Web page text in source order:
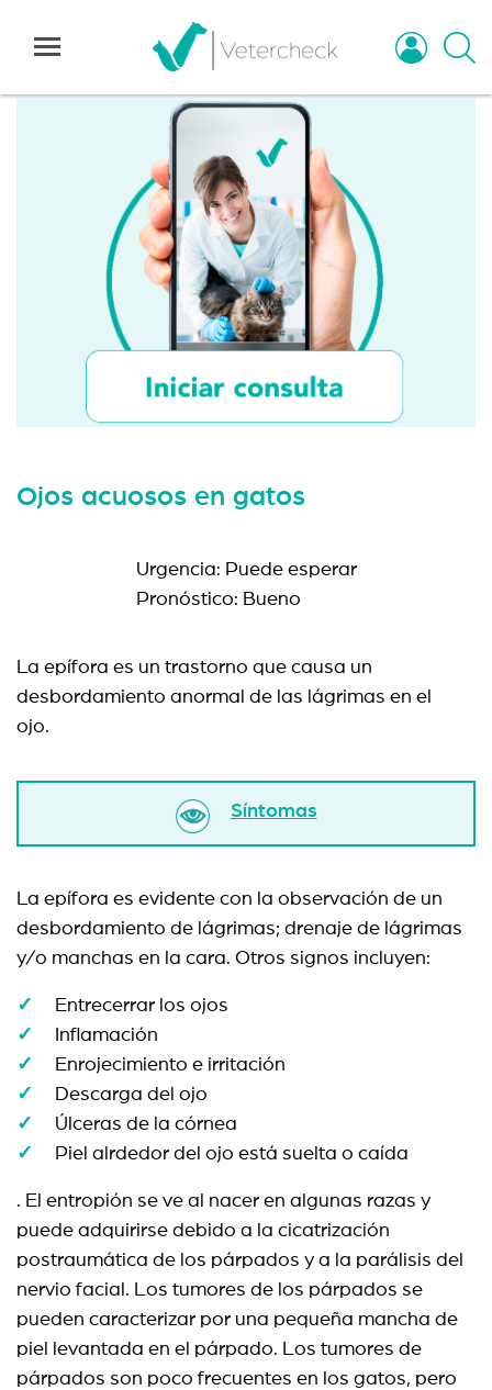
Ojos acuosos en gatos
Urgencia: Puede esperar
Pronóstico: Bueno
La epífora es un trastorno que causa un
desbordamiento anormal de las lágrimas en el
ojo.
Síntomas
La epífora es evidente con la observación de un
desbordamiento de lágrimas; drenaje de lágrimas
y/o manchas en la cara. Otros signos incluyen:
Entrecerrar los ojos
Inflamación
Enrojecimiento e irritación
Descarga del ojo
Úlceras de la córnea
Piel alrdedor del ojo está suelta o caída
. El entropión se ve al nacer en algunas razas y
puede adquirirse debido a la cicatrización
postraumática de los párpados y a la parálisis del
nervio facial. Los tumores de los párpados se
pueden caracterizar por una pequeña mancha de
piel levantada en el párpado. Los tumores de
párpados son poco frecuentes en los gatos, pero